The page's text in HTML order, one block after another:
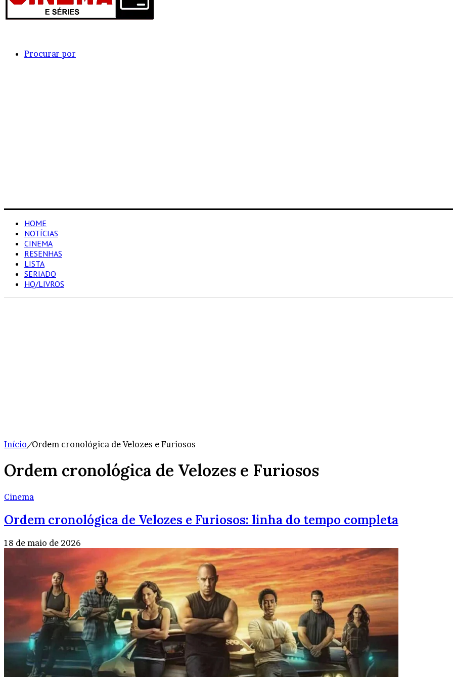
Procurar por
HOME
NOTÍCIAS
CINEMA
RESENHAS
LISTA
SERIADO
HQ/LIVROS
Início/Ordem cronológica de Velozes e Furiosos
Ordem cronológica de Velozes e Furiosos
Cinema
Ordem cronológica de Velozes e Furiosos: linha do tempo completa
18 de maio de 2026